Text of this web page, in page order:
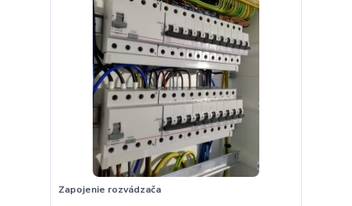
Zapojenie rozvádzača